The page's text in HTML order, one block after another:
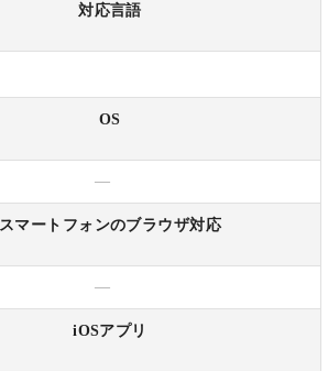
対応言語
OS
—
スマートフォンのブラウザ対応
—
iOSアプリ